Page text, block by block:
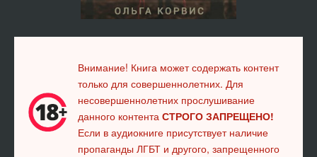
Внимание! Книга может содержать контент
только для совершеннолетних. Для
несовершеннолетних прослушивание
данного контента СТРОГО ЗАПРЕЩЕНО!
Если в аудиокниге присутствует наличие
пропаганды ЛГБТ и другого, запрещенного